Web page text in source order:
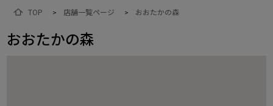
TOP > 店舗一覧ページ > おおたかの森
おおたかの森